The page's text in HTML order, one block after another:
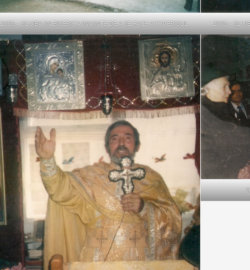
2005 – SLUJBA IN BISERICA INAINTE DE A SE FACE ACOPERISUL
2005 –